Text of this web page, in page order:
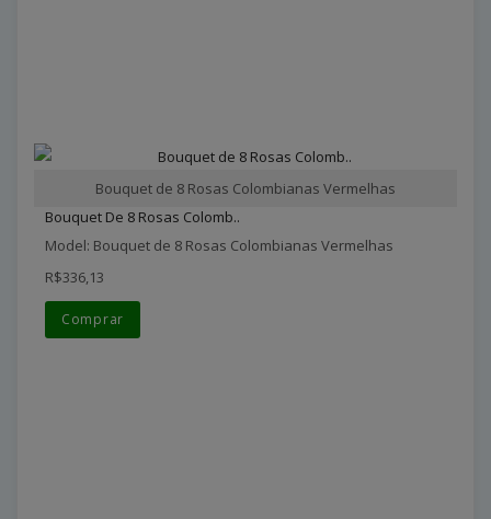
Bouquet de 8 Rosas Colombianas Vermelhas
Bouquet De 8 Rosas Colomb..
Model: Bouquet de 8 Rosas Colombianas Vermelhas
R$336,13
Comprar